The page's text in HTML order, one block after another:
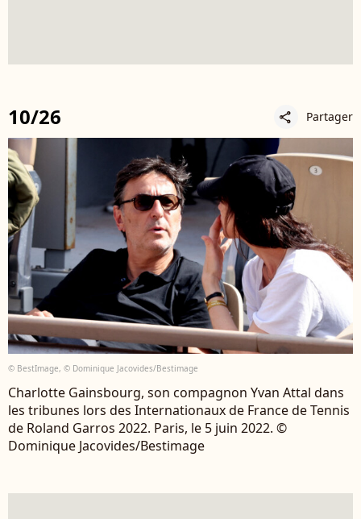
10/26 share Partager
© BestImage, © Dominique Jacovides/Bestimage
Charlotte Gainsbourg, son compagnon Yvan Attal dans
les tribunes lors des Internationaux de France de Tennis
de Roland Garros 2022. Paris, le 5 juin 2022. ©
Dominique Jacovides/Bestimage